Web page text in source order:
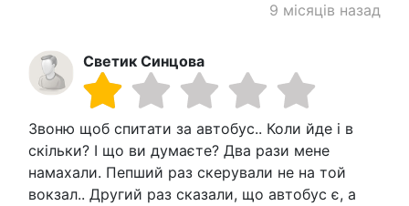
9 місяців назад
Светик Синцова
Звоню щоб спитати за автобус.. Коли йде і в
скільки? І що ви думаєте? Два рази мене
намахали. Пепший раз скерували не на той
вокзал.. Другий раз сказали, що автобус є, а